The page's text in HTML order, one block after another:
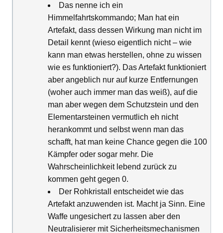
Das nenne ich ein
Himmelfahrtskommando; Man hat ein
Artefakt, dass dessen Wirkung man nicht im
Detail kennt (wieso eigentlich nicht – wie
kann man etwas herstellen, ohne zu wissen
wie es funktioniert?). Das Artefakt funktioniert
aber angeblich nur auf kurze Entfernungen
(woher auch immer man das weiß), auf die
man aber wegen dem Schutzstein und den
Elementarsteinen vermutlich eh nicht
herankommt und selbst wenn man das
schafft, hat man keine Chance gegen die 100
Kämpfer oder sogar mehr. Die
Wahrscheinlichkeit lebend zurück zu
kommen geht gegen 0.
Der Rohkristall entscheidet wie das
Artefakt anzuwenden ist. Macht ja Sinn. Eine
Waffe ungesichert zu lassen aber den
Neutralisierer mit Sicherheitsmechanismen